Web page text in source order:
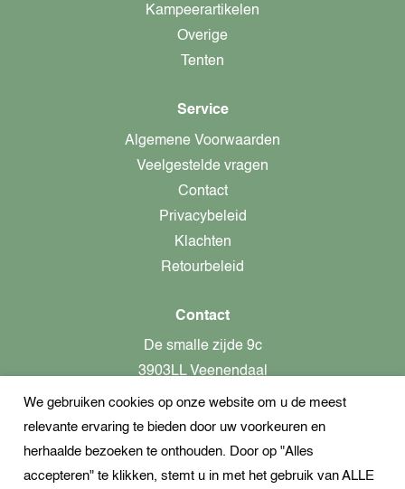
Kampeerartikelen
Overige
Tenten
Service
Algemene Voorwaarden
Veelgestelde vragen
Contact
Privacybeleid
Klachten
Retourbeleid
Contact
De smalle zijde 9c
3903LL Veenendaal
alleen op afspraak aanwezig!
KvK-nummer: 82366799
Btw-nummer: nl862437301B01
We gebruiken cookies op onze website om u de meest
relevante ervaring te bieden door uw voorkeuren en
herhaalde bezoeken te onthouden. Door op "Alles
accepteren" te klikken, stemt u in met het gebruik van ALLE